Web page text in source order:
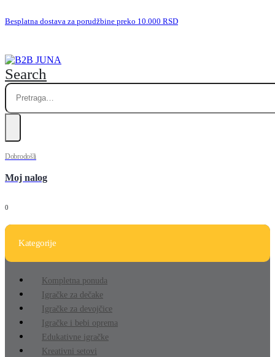
Besplatna dostava za porudžbine preko 10.000 RSD
Search
Dobrodošli
Moj nalog
0
Kategorije
Kompletna ponuda
Igračke za dečake
Igračke za devojčice
Igračke i bebi oprema
Edukativne igračke
Kreativni setovi